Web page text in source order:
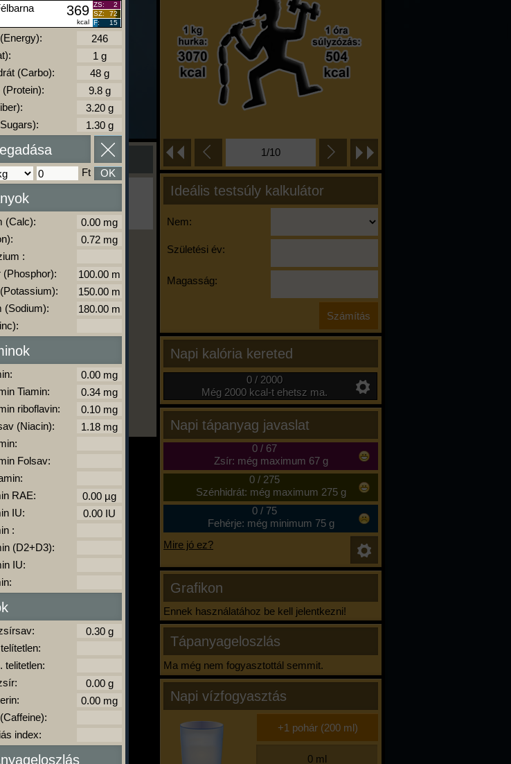
1/10
Ideális testsúly kalkulátor
Nem:
Születési év:
Magasság:
Napi kalória kereted
0 / 2000
Még 2000 kcal-t ehetsz ma.
Napi tápanyag javaslat
0/ 67
Zsír: még maximum 67 g
0/ 275
Szénhidrát: még maximum 275 g
0/ 75
Fehérje: még minimum 75 g
Mire jó ez?
Grafikon
Ennek használatához be kell jelentkezni!
Tápanyageloszlás
Ma még nem fogyasztottál semmit.
Napi vízfogyasztás
eszel/sportolsz többet,
Prémium funkció.
kalóriabázis.hu
-
369
kcal
ZS:
2
SZ:
72
F:
15
(Carbo):
(Protein):
Ft OK
(Calc):
:
(Phosphor):
(Sodium):
Tiamin:
riboflavin:
(Niacin):
Folsav:
RAE:
IU:
:
(D2+D3):
IU:
telitetlen:
index: